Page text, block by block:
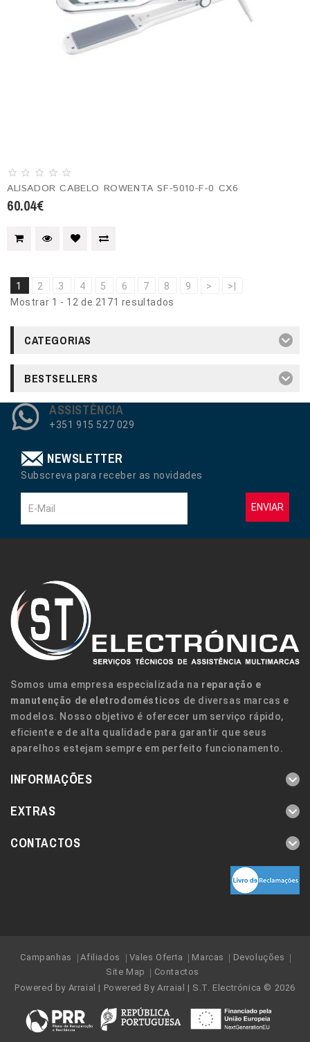
ALISADOR CABELO ROWENTA SF-5010-F-0 CX6
60.04€
1 2 3 4 5 6 7 8 9 >
>|
Mostrar 1 - 12 de 2171 resultados
CATEGORIAS
BESTSELLERS
ASSISTÊNCIA
+351 915 527 029
NEWSLETTER
Subscreva para receber as novidades
ENVIAR
Somos uma empresa especializada na reparação e
manutenção de eletrodomésticos de diversas marcas e
modelos. Nosso objetivo é oferecer um serviço rápido,
eficiente e de alta qualidade para garantir que seus
aparelhos estejam sempre em perfeito funcionamento.
INFORMAÇÕES
EXTRAS
CONTACTOS
Campanhas Afiliados Vales Oferta Marcas
Devoluções
Site Map
Contactos
Powered by Arraial | Powered ByArraial | S.T. Electrónica © 2026